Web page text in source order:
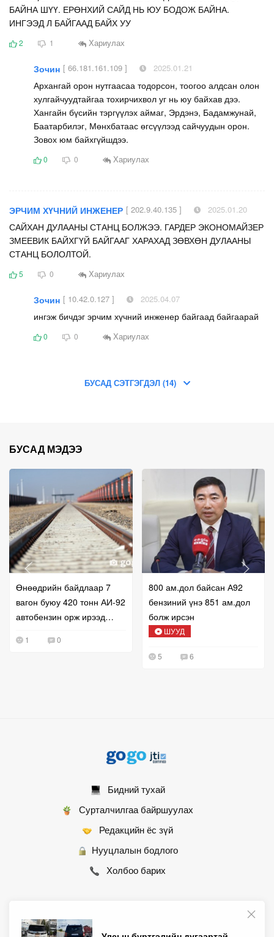
БАЙНА ШҮҮ. ЕРӨНХИЙ САЙД НЬ ЮУ БОДОЖ БАЙНА.
ИНГЭЭД Л БАЙГААД БАЙХ УУ
2 1 Хариулах
Зочин [ 66.181.161.109 ] 2025.01.21
Архангай орон нутгаасаа тодорсон, тоогоо алдсан олон
хулгайчуудтайгаа тохирчихвол уг нь юу байхав дээ.
Хангайн бүсийн тэргүүлэх аймаг, Эрдэнэ, Бадамжунай,
Баатарбилэг, Мөнхбатаас өгсүүлээд сайчуудын орон.
Зовох юм байхгүйшдээ.
0 0 Хариулах
ЭРЧИМ ХҮЧНИЙ ИНЖЕНЕР [ 202.9.40.135 ] 2025.01.20
САЙХАН ДУЛААНЫ СТАНЦ БОЛЖЭЭ. ГАРДЕР ЭКОНОМАЙЗЕР
ЗМЕЕВИК БАЙХГҮЙ БАЙГААГ ХАРАХАД ЗӨВХӨН ДУЛААНЫ
СТАНЦ БОЛОЛТОЙ.
5 0 Хариулах
Зочин [ 10.42.0.127 ] 2025.04.07
ингэж бичдэг эрчим хүчний инженер байгаад байгаарай
0 0 Хариулах
БУСАД СЭТГЭГДЭЛ (14)
БУСАД МЭДЭЭ
Өнөөдрийн байдлаар 7
вагон буюу 420 тонн АИ-92
автобензин орж ирээд
1 0
800 ам.дол байсан А92
бензиний үнэ 851 ам.дол
болж ирсэн
ШУУД
5 6
Бидний тухай
Сурталчилгаа байршуулах
Редакцийн ёс зүй
Нууцлалын бодлого
Холбоо барих
© 2007 - 2026 Монгол Контент ХХК • Бүх эрх хуулиар хамгаалагдсан